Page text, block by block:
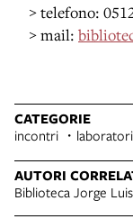
> telefono:
> mail:
CATEGORIE
incontri laboratori
AUTORI
Biblioteca Jorge